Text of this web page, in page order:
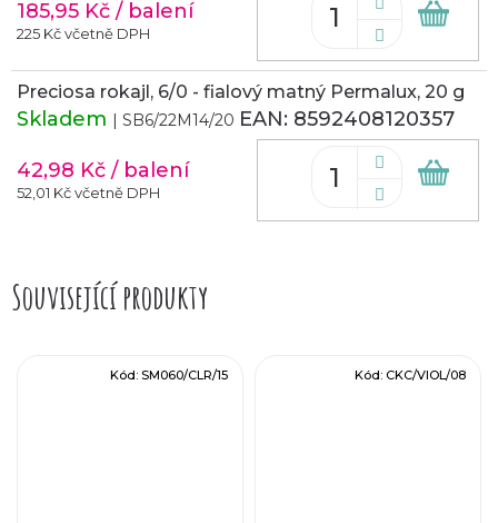
185,95 Kč / balení
225 Kč včetně DPH
Preciosa rokajl, 6/0 - fialový matný Permalux, 20 g
Skladem | SB6/22M14/20 EAN: 8592408120357
42,98 Kč / balení
52,01 Kč včetně DPH
Související produkty
Kód: SM060/CLR/15 Kód: CKC/VIOL/08